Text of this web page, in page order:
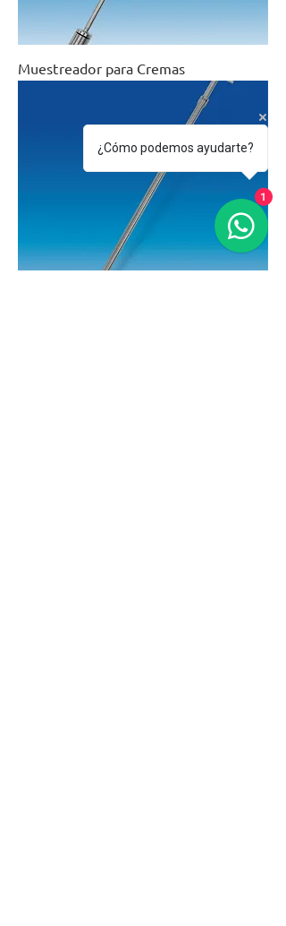
Muestreador para Cremas
¿Cómo podemos ayudarte?
1